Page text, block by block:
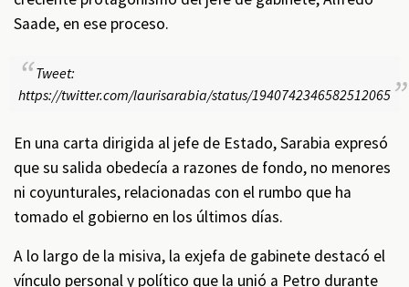
Saade, en ese proceso.
Tweet:
https://twitter.com/laurisarabia/status/1940742346582512065
En una carta dirigida al jefe de Estado, Sarabia expresó
que su salida obedecía a razones de fondo, no menores
ni coyunturales, relacionadas con el rumbo que ha
tomado el gobierno en los últimos días.
A lo largo de la misiva, la exjefa de gabinete destacó el
vínculo personal y político que la unió a Petro durante